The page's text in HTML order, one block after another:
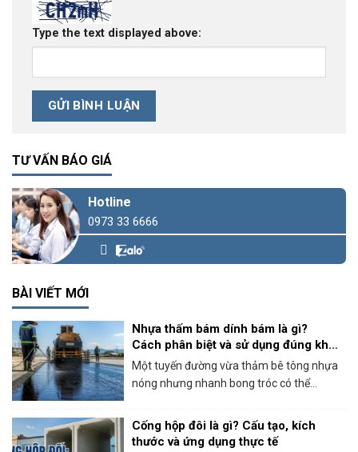
Type the text displayed above:
TƯ VẤN BÁO GIÁ
Hotline
0973 33 6666
BÀI VIẾT MỚI
Nhựa thấm bám dính bám là gì?
Cách phân biệt và sử dụng đúng khi
thi công bê tông nhựa
Một tuyến đường vừa thảm bê tông nhựa
nóng nhưng nhanh bong tróc có thể...
Cống hộp đôi là gì? Cấu tạo, kích
thước và ứng dụng thực tế